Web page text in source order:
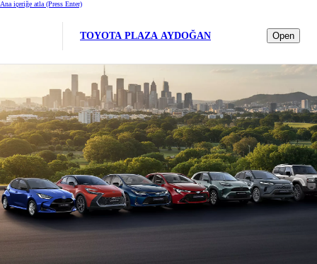
Ana içeriğe atla (Press Enter)
TOYOTA PLAZA AYDOĞAN Open